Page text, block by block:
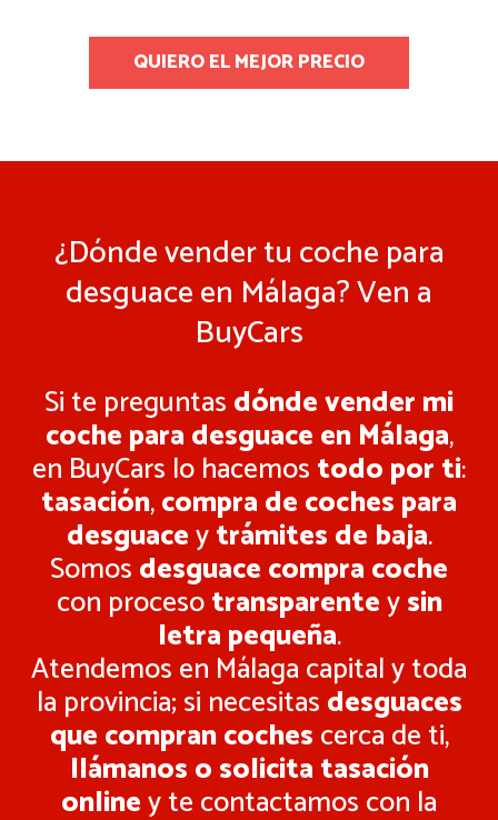
QUIERO EL MEJOR PRECIO
¿Dónde vender tu coche para
desguace en Málaga? Ven a
BuyCars
Si te preguntasdónde vender mi
coche para desguace en Málaga,
en BuyCars lo hacemostodo por ti:
tasación,compra de coches para
desguaceytrámites de baja.
Somosdesguace compra coche
con procesotransparenteysin
letra pequeña.
Atendemos en Málaga capital y toda
la provincia; si necesitasdesguaces
que compran cochescerca de ti,
llámanos o solicita tasación
onliney te contactamos con la